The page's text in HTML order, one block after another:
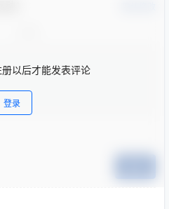
以后才能发表评论
登录